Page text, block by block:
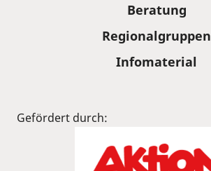
Beratung
Regionalgruppen
Infomaterial
Gefördert durch: